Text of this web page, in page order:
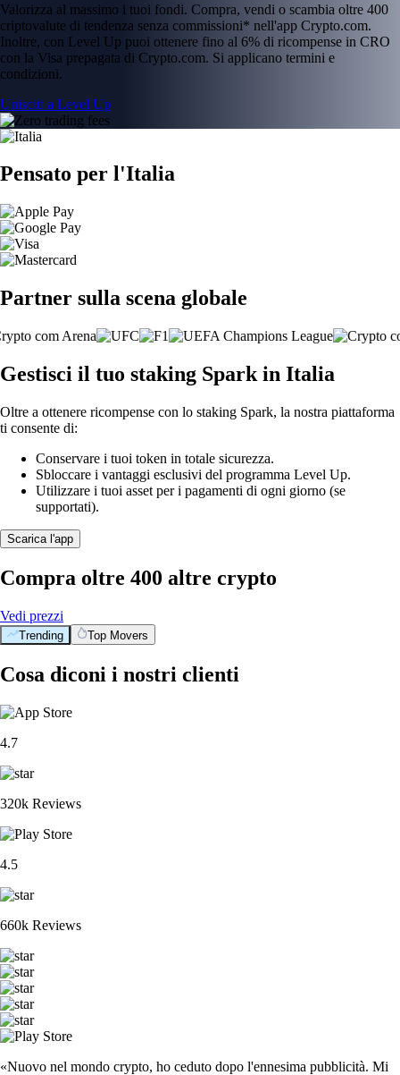
Valorizza al massimo i tuoi fondi. Compra, vendi o scambia oltre 400
criptovalute di tendenza senza commissioni* nell'app Crypto.com.
Inoltre, con Level Up puoi ottenere fino al 6% di ricompense in CRO
con la Visa prepagata di Crypto.com. Si applicano termini e
condizioni.
Unisciti a Level Up
Pensato per l'Italia
Partner sulla scena globale
Gestisci il tuo staking Spark in Italia
Oltre a ottenere ricompense con lo staking Spark, la nostra piattaforma
ti consente di:
Conservare i tuoi token in totale sicurezza.
Sbloccare i vantaggi esclusivi del programma Level Up.
Utilizzare i tuoi asset per i pagamenti di ogni giorno (se
supportati).
Scarica l'app
Compra oltre 400 altre crypto
Vedi prezzi
Trending Top Movers
Cosa diconi i nostri clienti
4.7
320k Reviews
4.5
660k Reviews
«Nuovo nel mondo crypto, ho ceduto dopo l'ennesima pubblicità. Mi